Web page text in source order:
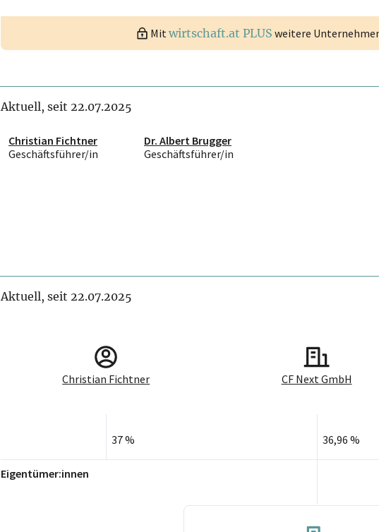
Mitwirtschaft.at PLUS weitere
Aktuell, seit 22.07.2025
Christian Fichtner
Geschäftsführer/in
Dr. Albert Brugger
Geschäftsführer/in
Aktuell, seit 22.07.2025
Christian Fichtner
37 %
CF Next GmbH
36,96 %
Eigentümer:innen